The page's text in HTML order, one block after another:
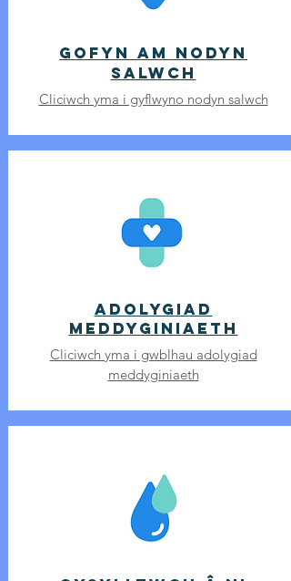
Gofyn am nodyn
salwch
Cliciwch yma i gyflwyno nodyn salwch
adolygiad
meddyginiaeth
Cliciwch yma i gwblhau adolygiad
meddyginiaeth